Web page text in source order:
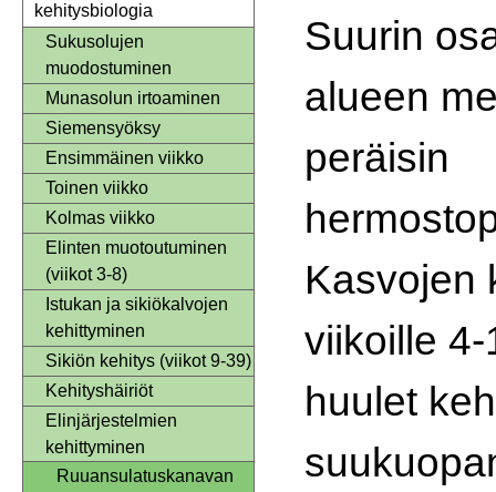
kehitysbiologia
Sukusolujen
muodostuminen
Munasolun irtoaminen
Siemensyöksy
Ensimmäinen viikko
Toinen viikko
Kolmas viikko
Elinten muotoutuminen
(viikot 3-8)
Istukan ja sikiökalvojen
kehittyminen
Sikiön kehitys (viikot 9-39)
Kehityshäiriöt
Elinjärjestelmien
kehittyminen
Ruuansulatuskanavan
Suurin
alueen
peräisin
Kasvojen
viikoille
huulet